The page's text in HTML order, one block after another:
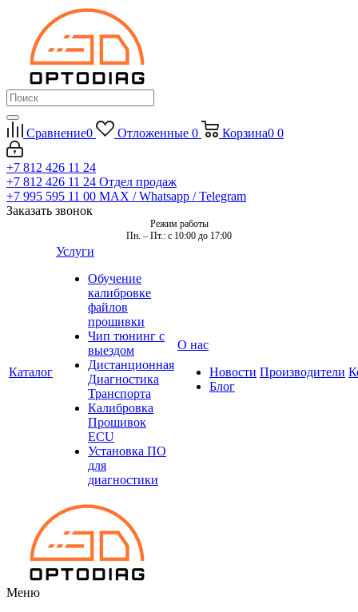
Сравнение0 Отложенные 0 Корзина0 0
+7 812 426 11 24
+7 812 426 11 24 Отдел продаж
+7 995 595 11 00 MAX / Whatsapp / Telegram
Заказать звонок
Режим работы
Пн. – Пт.: с 10:00 до 17:00
Каталог
Услуги
Обучение
калибровке
файлов
прошивки
Чип тюнинг с
выездом
Дистанционная
Диагностика
Транспорта
Калибровка
Прошивок
ECU
Установка ПО
для
диагностики
О нас
Новости
Блог
Производители
Меню